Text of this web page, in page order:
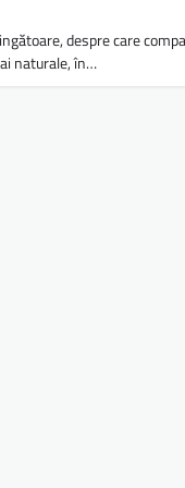
despre care
naturale, în…